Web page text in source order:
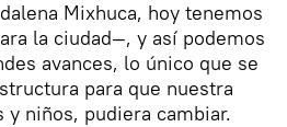
Mixhuca, hoy tenemos
la ciudad—, y así podemos
avances, lo único que se
para que nuestra
y niños, pudiera cambiar.